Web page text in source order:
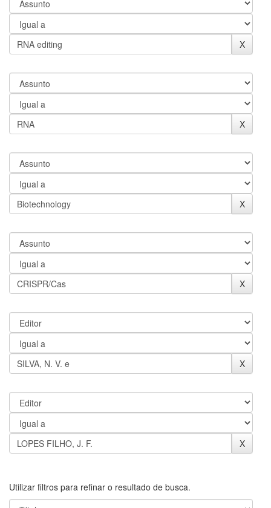
Utilizar filtros para refinar o resultado de busca.